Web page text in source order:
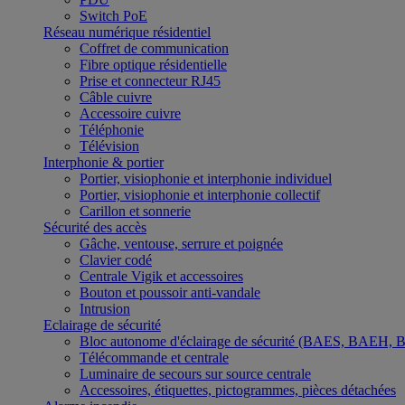
Switch PoE
Réseau numérique résidentiel
Coffret de communication
Fibre optique résidentielle
Prise et connecteur RJ45
Câble cuivre
Accessoire cuivre
Téléphonie
Télévision
Interphonie & portier
Portier, visiophonie et interphonie individuel
Portier, visiophonie et interphonie collectif
Carillon et sonnerie
Sécurité des accès
Gâche, ventouse, serrure et poignée
Clavier codé
Centrale Vigik et accessoires
Bouton et poussoir anti-vandale
Intrusion
Eclairage de sécurité
Bloc autonome d'éclairage de sécurité (BAES,
Télécommande et centrale
Luminaire de secours sur source centrale
Accessoires, étiquettes, pictogrammes, pièces détachées